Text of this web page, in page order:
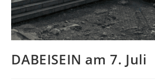
DABEISEIN am 7. Juli